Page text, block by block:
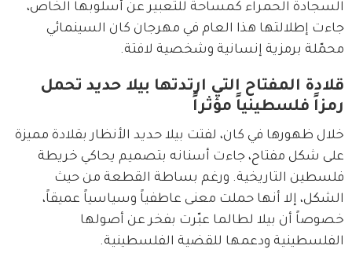
السجادة الحمراء كمساحة للتعبير عن أسلوبها الخاص،
جاءت إطلالتها هذا العام في مهرجان كان السينمائي
محمّلة برمزية إنسانية وشخصية لافتة.
قلادة المفتاح التي ارتدتها بيلا حديد تحمل
رمزاً فلسطينياً مؤثراً
خلال ظهورها في كان، لفتت بيلا حديد الأنظار بقلادة مميزة
على شكل مفتاح، جاءت أسنانه بتصميم يحاكي خريطة
فلسطين التاريخية. ورغم بساطة القطعة من حيث
الشكل، إلا أنها حملت معنى عاطفياً وسياسياً عميقاً،
خصوصاً أن بيلا لطالما عبّرت بفخر عن أصولها
الفلسطينية ودعمها للقضية الفلسطينية.